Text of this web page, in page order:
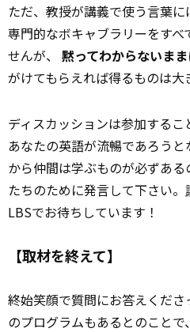
ただ、教授が講義で使う言葉に
専門的なボキャブラリーをすべ
せんが、 黙ってわからないま
がけてもらえれば得るものは大
ディスカッションは参加するこ
あなたの英語が流暢であろう
から仲間は学ぶものが必ずあ
たちのために発言して下さい。
LBSでお待ちしています！
【取材を終えて】
終始笑顔で質問にお答えくだ
のプログラムもあるとのこと